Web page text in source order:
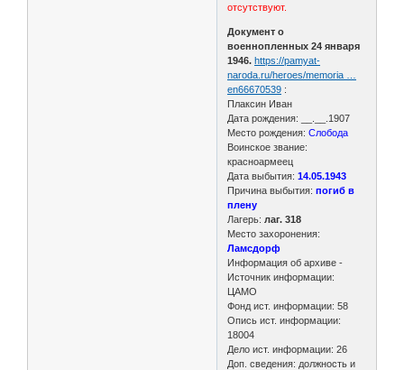
отсутствуют.
Документ о
военнопленных 24 января
1946. https://pamyat-
naroda.ru/heroes/memoria …
en66670539 :
Плаксин Иван
Дата рождения: __.__.1907
Место рождения:Слобода
Воинское звание:
красноармеец
Дата выбытия:14.05.1943
Причина выбытия:погиб в
плену
Лагерь: лаг. 318
Место захоронения:
Ламсдорф
Информация об архиве -
Источник информации:
ЦАМО
Фонд ист. информации: 58
Опись ист. информации:
18004
Дело ист. информации: 26
Доп. сведения: должность и